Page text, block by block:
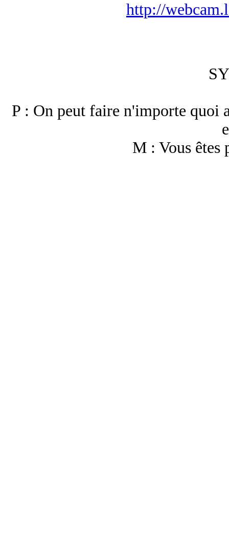
http://
P : On peut faire n'importe quoi
M : Vous êtes